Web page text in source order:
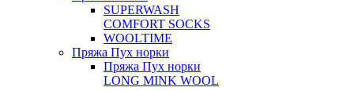
SUPERWASH
COMFORT SOCKS
WOOLTIME
Пряжа Пух норки
Пряжа Пух норки
LONG MINK WOOL